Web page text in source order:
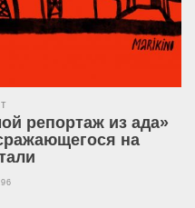
репортаж из ада»
на